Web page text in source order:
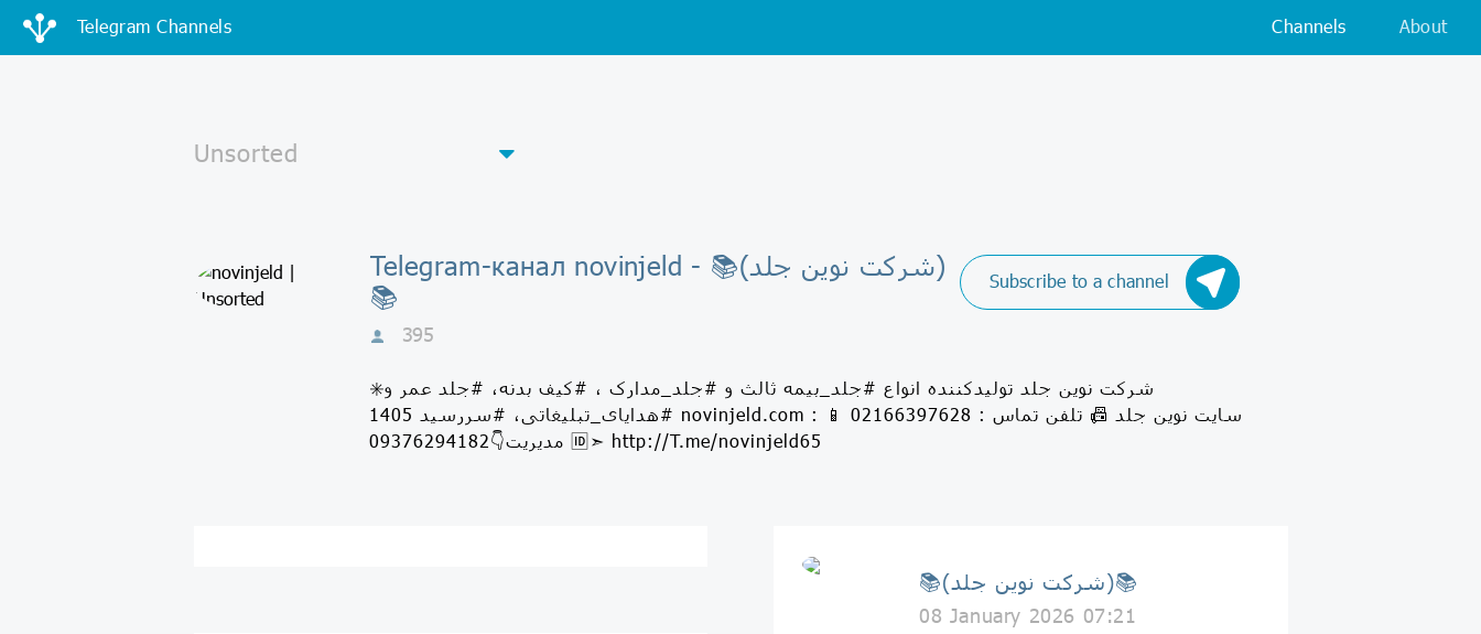
Telegram Channels Channels About
Subscribe to a channel
Telegram-канал novinjeld - 📚(شرکت نوین جلد)
📚
395
✳️شرکت نوین جلد تولیدکننده انواع #جلد_بیمه ثالث و #جلد_مدارک ، #کیف بدنه، #جلد عمر و
#هدایای_تبلیغاتی، #سررسید 1405 novinjeld.com : سایت نوین جلد 📠 تلفن تماس : 02166397628 📱
مدیریت👇09376294182 🆔➣ http://T.me/novinjeld65
📚(شرکت نوین جلد)📚
08 January 2026 07:21